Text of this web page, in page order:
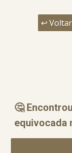
↩️
🤔
equivocada